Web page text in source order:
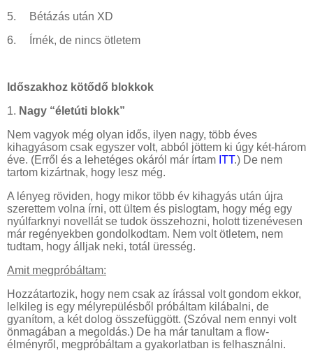
5.
Bétázás után XD
6.
Írnék, de nincs ötletem
Időszakhoz kötődő blokkok
1. Nagy “életúti blokk”
Nem vagyok még olyan idős, ilyen nagy, több éves
kihagyásom csak egyszer volt, abból jöttem ki úgy két-három
éve. (Erről és a lehetéges okáról már írtam ITT.) De nem
tartom kizártnak, hogy lesz még.
A lényeg röviden, hogy mikor több év kihagyás után újra
szerettem volna írni, ott ültem és pislogtam, hogy még egy
nyúlfarknyi novellát se tudok összehozni, holott tizenévesen
már regényekben gondolkodtam. Nem volt ötletem, nem
tudtam, hogy álljak neki, totál üresség.
Amit megpróbáltam:
Hozzátartozik, hogy nem csak az írással volt gondom ekkor,
lelkileg is egy mélyrepülésből próbáltam kilábalni, de
gyanítom, a két dolog összefüggött. (Szóval nem ennyi volt
önmagában a megoldás.) De ha már tanultam a flow-
élményről, megpróbáltam a gyakorlatban is felhasználni.